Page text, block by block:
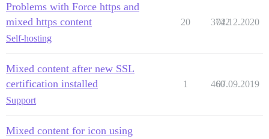
Problems with Force https and
mixed https content
Self-hosting
20 3742
02.12.2020
Mixed content after new SSL
certification installed
Support
1 460
07.09.2019
Mixed content for icon using